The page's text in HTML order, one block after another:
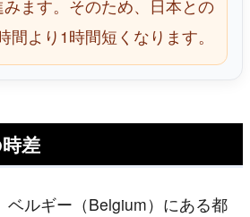
ます。そのため、日本との
間より1時間短くなります。
差
ベルギー（Belgium）にある都